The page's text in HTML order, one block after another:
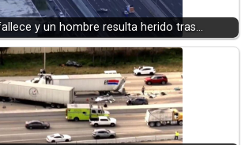
y un hombre resulta herido tras…